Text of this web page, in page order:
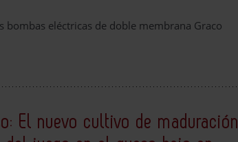
bombas eléctricas de doble membrana Graco
El nuevo cultivo de maduración